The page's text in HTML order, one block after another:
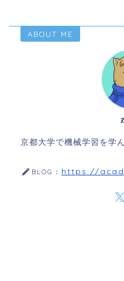
ABOUT ME
京都大学で機械学習を学
BLOG： https://